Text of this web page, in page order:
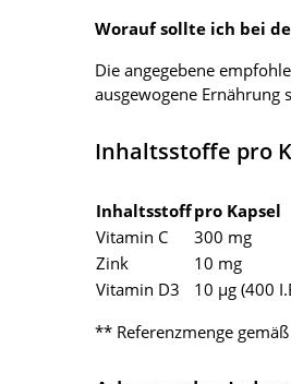
Worauf sollte ich bei
Die angegebene
ausgewogene Ernährung
Inhaltsstoffe pro
Inhaltsstoffpro Kapsel
Vitamin C
300 mg
Zink
10 mg
Vitamin D3
10 µg (400
** Referenzmenge